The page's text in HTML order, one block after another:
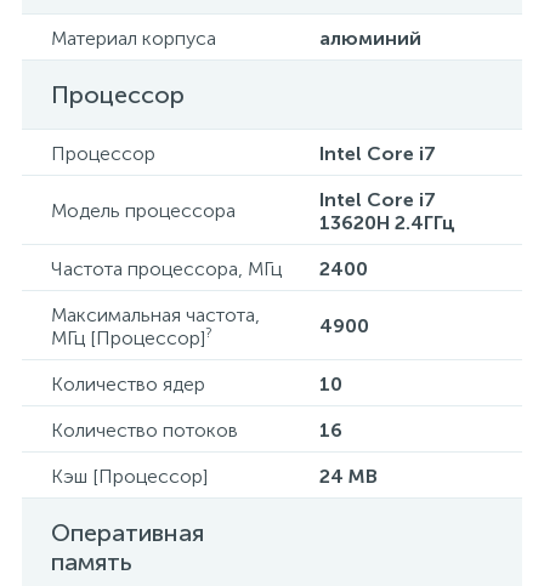
Материал корпуса алюминий
Процессор
Процессор Intel Core i7
Модель процессора
Intel Core i7
13620H 2.4ГГц
Частота процессора, МГц
2400
Максимальная частота,
МГц [Процессор]? 4900
Количество ядер
10
Количество потоков
16
Кэш [Процессор]
24 MB
Оперативная
память